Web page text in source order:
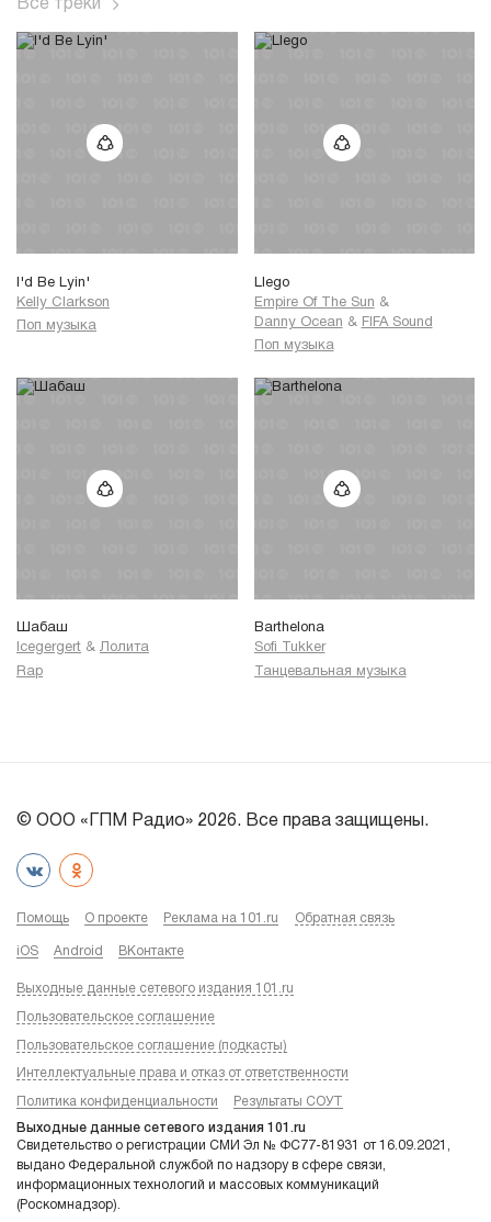
Все треки
I'd Be Lyin'
Kelly Clarkson
Поп музыка
Llego
Empire Of The Sun &
Danny Ocean & FIFA Sound
Поп музыка
Шабаш
Icegergert & Лолита
Rap
Barthelona
Sofi Tukker
Танцевальная музыка
© ООО «ГПМ Радио» 2026. Все права защищены.
Помощь О проекте Реклама на 101.ru Обратная связь
iOS Android ВКонтакте
Выходные данные сетевого издания 101.ru
Пользовательское соглашение
Пользовательское соглашение (подкасты)
Интеллектуальные права и отказ от ответственности
Политика конфиденциальности Результаты СОУТ
Выходные данные сетевого издания 101.ru
Свидетельство о регистрации СМИ Эл № ФС77-81931 от 16.09.2021,
выдано Федеральной службой по надзору в сфере связи,
информационных технологий и массовых коммуникаций
(Роскомнадзор).